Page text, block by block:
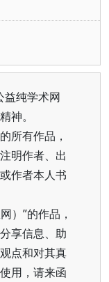
纯学术网
神。
所有作品，
明作者、出
作者本人书
）”的作品，
享信息、助
点和对其真
用，请来函